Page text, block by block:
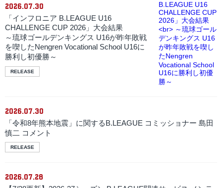
2026.07.30
「インフロニア B.LEAGUE U16
CHALLENGE CUP 2026」大会結果
～琉球ゴールデンキングス U16が昨年敗戦
を喫したNengren Vocational School U16に
勝利し初優勝～
RELEASE
2026.07.30
「令和8年熊本地震」に関するB.LEAGUE コミッショナー 島田
慎二 コメント
RELEASE
2026.07.28